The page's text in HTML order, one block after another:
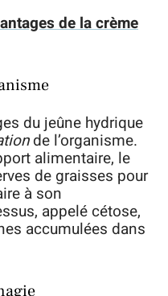
de la crème
du jeûne hydrique
de l’organisme.
alimentaire, le
de graisses pour
à son
appelé cétose,
accumulées dans